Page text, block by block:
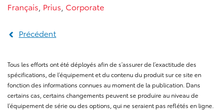
Français Prius Corporate
Précédent
Tous les efforts ont été déployés afin de s’assurer de l’exactitude des
spécifications, de l’équipement et du contenu du produit sur ce site en
fonction des informations connues au moment de la publication. Dans
certains cas, certains changements peuvent se produire au niveau de
l’équipement de série ou des options, qui ne seraient pas reflétés en ligne.